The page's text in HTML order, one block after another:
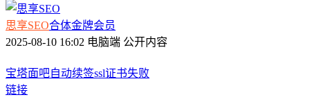
思享SEO合体金牌会员
2025-08-10 16:02 电脑端 公开内容
宝塔面吧自动续签ssl证书失败
链接